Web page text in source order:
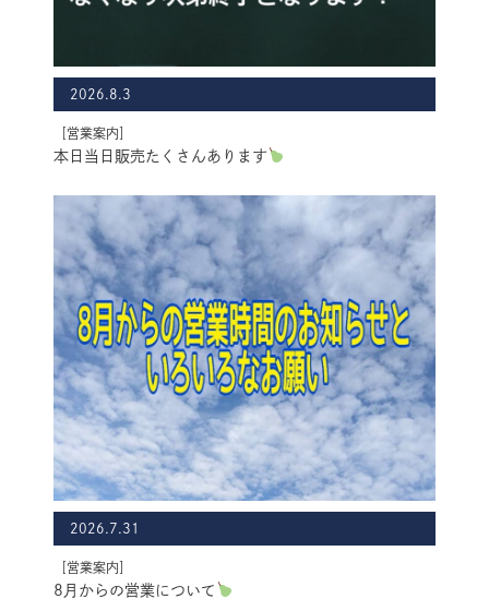
2026.8.3
［営業案内］
本日当日販売たくさんあります
2026.7.31
［営業案内］
8月からの営業について